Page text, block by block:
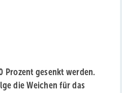
Prozent gesenkt werden.
die Weichen für das